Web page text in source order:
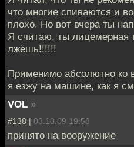
что многие спиваются и
плохо. Но вот вчера ты
Я считаю, ты лицемерная
лжёшь!!!!!!
Применимо абсолютно ко
я езжу на машине, как я
VOL »
#138 | 03.10.09 19:58
принято на вооружение